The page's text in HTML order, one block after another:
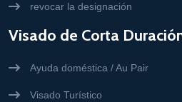
revocar la designación
Visado de Corta
Ayuda doméstica / Au Pair
Visado Turístico